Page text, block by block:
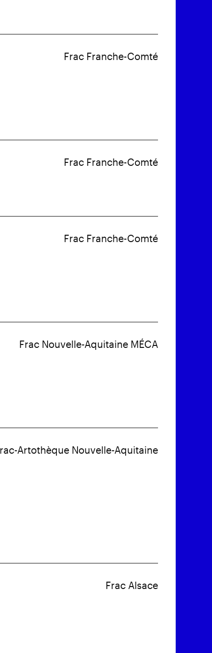
Frac Franche-Comté
Frac Franche-Comté
Frac Franche-Comté
Frac Nouvelle-Aquitaine MÉCA
Artothèque Nouvelle-Aquitaine
Frac Alsace